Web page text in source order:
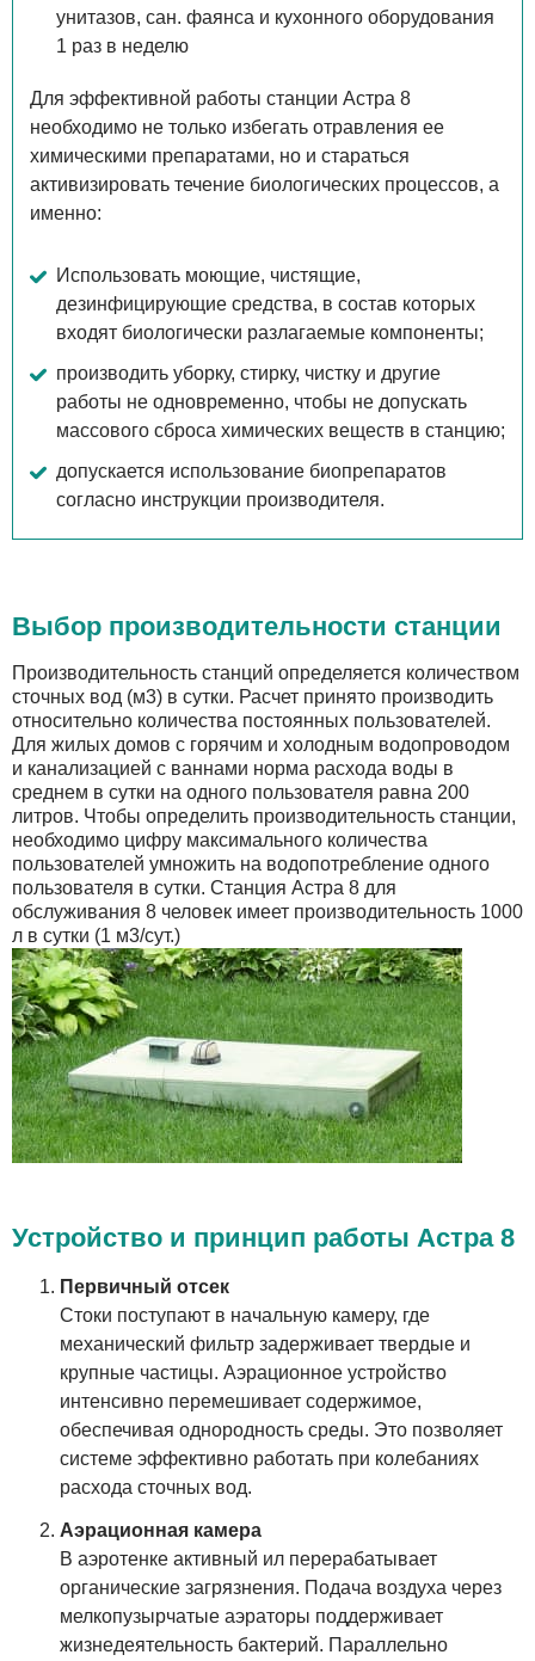
унитазов, сан. фаянса и кухонного оборудования
1 раз в неделю
Для эффективной работы станции Астра 8
необходимо не только избегать отравления ее
химическими препаратами, но и стараться
активизировать течение биологических процессов, а
именно:
Использовать моющие, чистящие,
дезинфицирующие средства, в состав которых
входят биологически разлагаемые компоненты;
производить уборку, стирку, чистку и другие
работы не одновременно, чтобы не допускать
массового сброса химических веществ в станцию;
допускается использование биопрепаратов
согласно инструкции производителя.
Выбор производительности станции
Производительность станций определяется количеством
сточных вод (м3) в сутки. Расчет принято производить
относительно количества постоянных пользователей.
Для жилых домов с горячим и холодным водопроводом
и канализацией с ваннами норма расхода воды в
среднем в сутки на одного пользователя равна 200
литров. Чтобы определить производительность станции,
необходимо цифру максимального количества
пользователей умножить на водопотребление одного
пользователя в сутки. Станция Астра 8 для
обслуживания 8 человек имеет производительность 1000
л в сутки (1 м3/сут.)
Устройство и принцип работы Астра 8
Первичный отсек
Стоки поступают в начальную камеру, где
механический фильтр задерживает твердые и
крупные частицы. Аэрационное устройство
интенсивно перемешивает содержимое,
обеспечивая однородность среды. Это позволяет
системе эффективно работать при колебаниях
расхода сточных вод.
Аэрационная камера
В аэротенке активный ил перерабатывает
органические загрязнения. Подача воздуха через
мелкопузырчатые аэраторы поддерживает
жизнедеятельность бактерий. Параллельно